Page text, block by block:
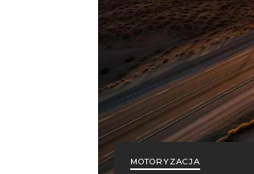
MOTORYZACJA